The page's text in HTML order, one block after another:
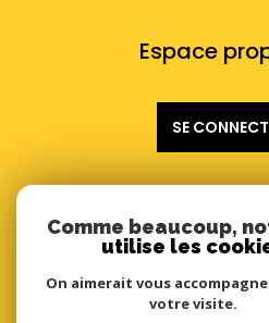
Espace
SE
Nous
Comme beaucoup,
utilise les
On aimerait vous
votre visite.